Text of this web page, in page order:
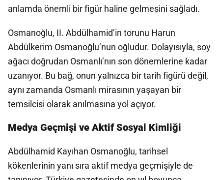
anlamda önemli bir figür haline gelmesini sağladı.
Osmanoğlu, II. Abdülhamid’in torunu Harun
Abdülkerim Osmanoğlu’nun oğludur. Dolayısıyla, soy
ağacı doğrudan Osmanlı’nın son dönemlerine kadar
uzanıyor. Bu bağ, onun yalnızca bir tarih figürü değil,
aynı zamanda Osmanlı mirasının yaşayan bir
temsilcisi olarak anılmasına yol açıyor.
Medya Geçmişi ve Aktif Sosyal Kimliği
Abdülhamid Kayıhan Osmanoğlu, tarihsel
kökenlerinin yanı sıra aktif medya geçmişiyle de